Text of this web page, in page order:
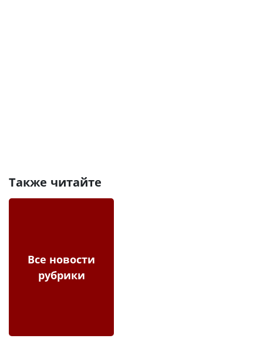
Также читайте
Все новости
рубрики